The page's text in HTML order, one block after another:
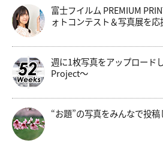
富士フイルム PREMIUM
ォトコンテスト＆写真展を応
週に1枚写真をアップロード
Project～
“お題”の写真をみんなで投稿